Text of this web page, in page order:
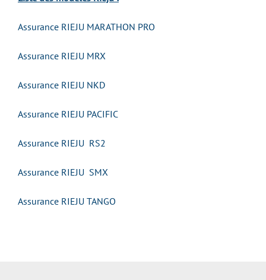
Assurance RIEJU MARATHON PRO
Assurance RIEJU MRX
Assurance RIEJU NKD
Assurance RIEJU PACIFIC
Assurance RIEJU RS2
Assurance RIEJU SMX
Assurance RIEJU TANGO